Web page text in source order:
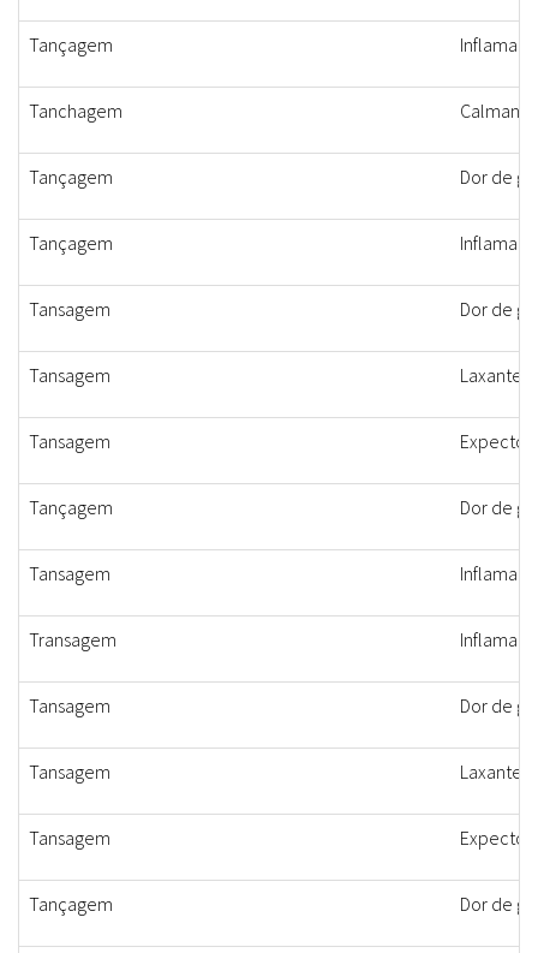
Tançagem
Tanchagem
Tançagem Dor de
Tançagem
Tansagem Dor de
Tansagem Laxante,
Tansagem
Tançagem Dor de
Tansagem
Transagem
Tansagem Dor de
Tansagem Laxante,
Tansagem
Tançagem Dor de